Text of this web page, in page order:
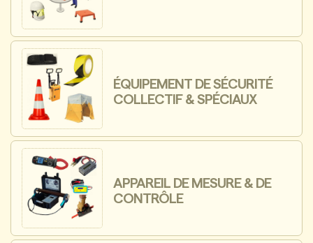
ÉQUIPEMENT DE SÉCURITÉ
COLLECTIF & SPÉCIAUX
APPAREIL DE MESURE & DE
CONTRÔLE